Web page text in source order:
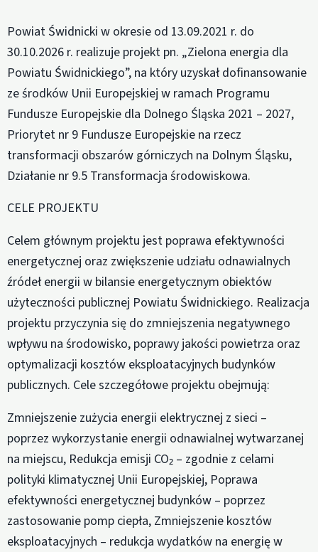
Powiat Świdnicki w okresie od 13.09.2021 r. do
30.10.2026 r. realizuje projekt pn. „Zielona energia dla
Powiatu Świdnickiego”, na który uzyskał dofinansowanie
ze środków Unii Europejskiej w ramach Programu
Fundusze Europejskie dla Dolnego Śląska 2021 – 2027,
Priorytet nr 9 Fundusze Europejskie na rzecz
transformacji obszarów górniczych na Dolnym Śląsku,
Działanie nr 9.5 Transformacja środowiskowa.
CELE PROJEKTU
Celem głównym projektu jest poprawa efektywności
energetycznej oraz zwiększenie udziału odnawialnych
źródeł energii w bilansie energetycznym obiektów
użyteczności publicznej Powiatu Świdnickiego. Realizacja
projektu przyczynia się do zmniejszenia negatywnego
wpływu na środowisko, poprawy jakości powietrza oraz
optymalizacji kosztów eksploatacyjnych budynków
publicznych. Cele szczegółowe projektu obejmują:
Zmniejszenie zużycia energii elektrycznej z sieci –
poprzez wykorzystanie energii odnawialnej wytwarzanej
na miejscu, Redukcja emisji CO₂ – zgodnie z celami
polityki klimatycznej Unii Europejskiej, Poprawa
efektywności energetycznej budynków – poprzez
zastosowanie pomp ciepła, Zmniejszenie kosztów
eksploatacyjnych – redukcja wydatków na energię w